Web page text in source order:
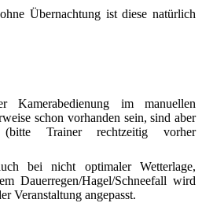
Übernachtung ist diese natürlich
Kamerabedienung im manuellen
schon vorhanden sein, sind aber
Trainer rechtzeitig vorher
bei nicht optimaler Wetterlage,
Dauerregen/Hagel/Schneefall wird
Veranstaltung angepasst.